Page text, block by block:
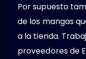
Por supuesto
de los mangas
a la tienda.
proveedores de